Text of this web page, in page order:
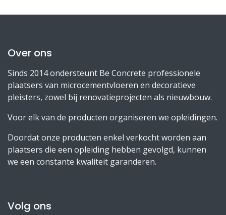
Over ons
Sinds 2014 ondersteunt Be Concrete professionele
plaatsers van microcementvloeren en decoratieve
pleisters, zowel bij renovatieprojecten als nieuwbouw.
Voor elk van de producten organiseren we opleidingen.
Doordat onze producten enkel verkocht worden aan
plaatsers die een opleiding hebben gevolgd, kunnen
we een constante kwaliteit garanderen.
Volg ons